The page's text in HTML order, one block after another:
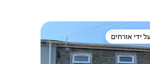
נכסים מועדפים על ידי אורחים
ידי אורחים